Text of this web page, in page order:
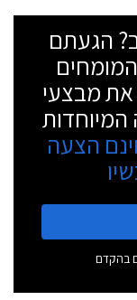
הגעתם
את מבצעי
הצעה
בהקדם